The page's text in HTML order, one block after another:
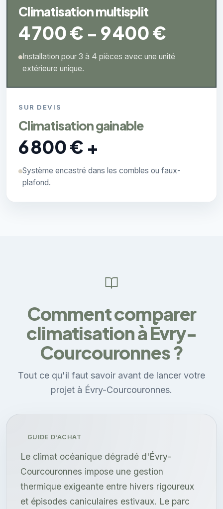
Climatisation multisplit
4 700 € - 9 400 €
Installation pour 3 à 4 pièces avec une unité
extérieure unique.
SUR DEVIS
Climatisation gainable
6 800 € +
Système encastré dans les combles ou faux-
plafond.
Comment comparer
climatisation à Évry-
Courcouronnes ?
Tout ce qu'il faut savoir avant de lancer votre
projet à Évry-Courcouronnes.
GUIDE D'ACHAT
Le climat océanique dégradé d'Évry-
Courcouronnes impose une gestion
thermique exigeante entre hivers rigoureux
et épisodes caniculaires estivaux. Le parc